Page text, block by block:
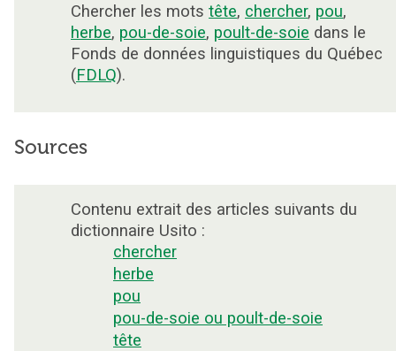
Chercher les mots tête, chercher, pou,
herbe, pou-de-soie, poult-de-soie dans le
Fonds de données linguistiques du Québec
(FDLQ).
Sources
Contenu extrait des articles suivants du
dictionnaire Usito :
chercher
herbe
pou
pou-de-soie ou poult-de-soie
tête